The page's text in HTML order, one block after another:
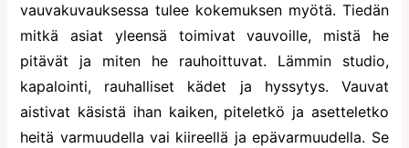
vauvakuvauksessa tulee kokemuksen myötä. Tiedän
mitkä asiat yleensä toimivat vauvoille, mistä he
pitävät ja miten he rauhoittuvat. Lämmin studio,
kapalointi, rauhalliset kädet ja hyssytys. Vauvat
aistivat käsistä ihan kaiken, piteletkö ja asetteletko
heitä varmuudella vai kiireellä ja epävarmuudella. Se